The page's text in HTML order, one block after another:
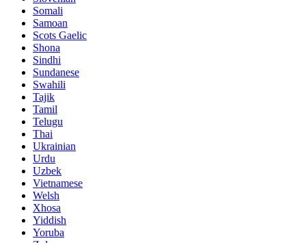
Somali
Samoan
Scots Gaelic
Shona
Sindhi
Sundanese
Swahili
Tajik
Tamil
Telugu
Thai
Ukrainian
Urdu
Uzbek
Vietnamese
Welsh
Xhosa
Yiddish
Yoruba